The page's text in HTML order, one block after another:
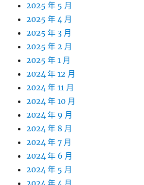
2025 年 5 月
2025 年 4 月
2025 年 3 月
2025 年 2 月
2025 年 1 月
2024 年 12 月
2024 年 11 月
2024 年 10 月
2024 年 9 月
2024 年 8 月
2024 年 7 月
2024 年 6 月
2024 年 5 月